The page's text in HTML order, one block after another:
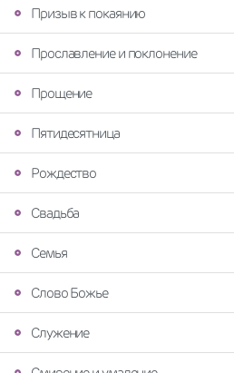
Призыв к покаянию
Прославление и поклонение
Прощение
Пятидесятница
Рождество
Свадьба
Семья
Слово Божье
Служение